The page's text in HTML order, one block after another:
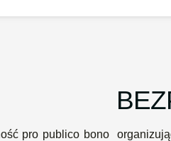
pro publico bono